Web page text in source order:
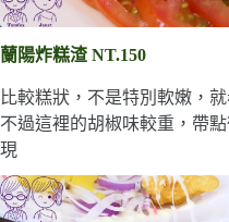
蘭陽炸糕渣 NT.150
比較糕狀，不是特別軟嫩，
不過這裡的胡椒味較重，帶
現